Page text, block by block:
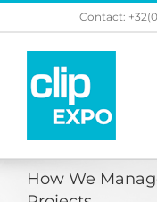
Skip
Contact:
How We